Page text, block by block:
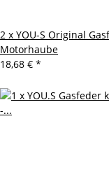
2 x YOU-S Original
Motorhaube
18,68 € *